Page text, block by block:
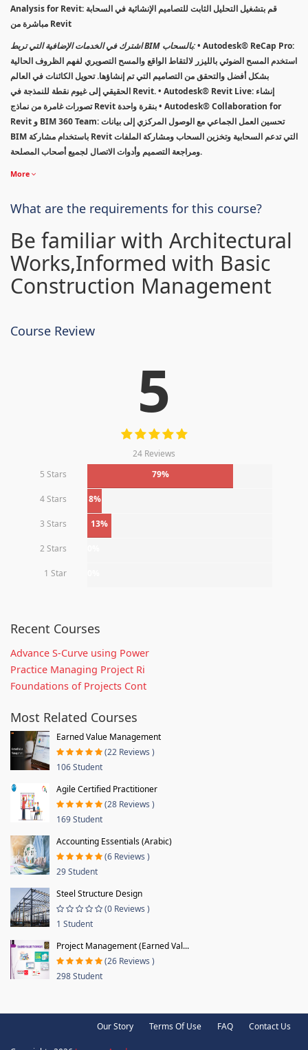
Analysis for Revit: قم بتشغيل التحليل الثابت للتصاميم الإنشائية في السحابة
مباشرة من Revit
اشترك في الخدمات الإضافية التي تربط BIM بالسحاب:• Autodesk® ReCap Pro:
استخدم المسح الضوئي بالليزر لالتقاط الواقع والمسح التصويري لفهم الظروف الحالية
بشكل أفضل والتحقق من التصاميم التي تم إنشاؤها. تحويل الكائنات في العالم
الحقيقي إلى غيوم نقطة للنمذجة في Revit. • Autodesk® Revit Live: إنشاء
تصورات غامرة من نماذج Revit بنقرة واحدة • Autodesk® Collaboration for
Revit و BIM 360 Team: تحسين العمل الجماعي مع الوصول المركزي إلى بيانات
BIM باستخدام مشاركة Revit التي تدعم السحابية وتخزين السحاب ومشاركة الملفات
ومراجعة التصميم وأدوات الاتصال لجميع أصحاب المصلحة.
More
What are the requirements for this course?
Be familiar with Architectural
Works,Informed with Basic
Construction Management
Course Review
5
24 Reviews
5 Stars
79%
4 Stars 8%
3 Stars 13%
2 Stars
1 Star
Recent Courses
Advance S-Curve using Power
Practice Managing Project Ri
Foundations of Projects Cont
Most Related Courses
Earned Value Management
(22 Reviews )
106 Student
Agile Certified Practitioner
(28 Reviews )
169 Student
Accounting Essentials (Arabic)
(6 Reviews )
29 Student
Steel Structure Design
(0 Reviews )
1 Student
Project Management (Earned Val...
(26 Reviews )
298 Student
Our Story Terms Of Use FAQ Contact Us